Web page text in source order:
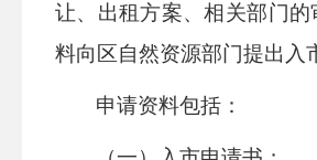
让、出租方案、相关部门的
料向 区 自然资源部门提出入
申请资料包括：